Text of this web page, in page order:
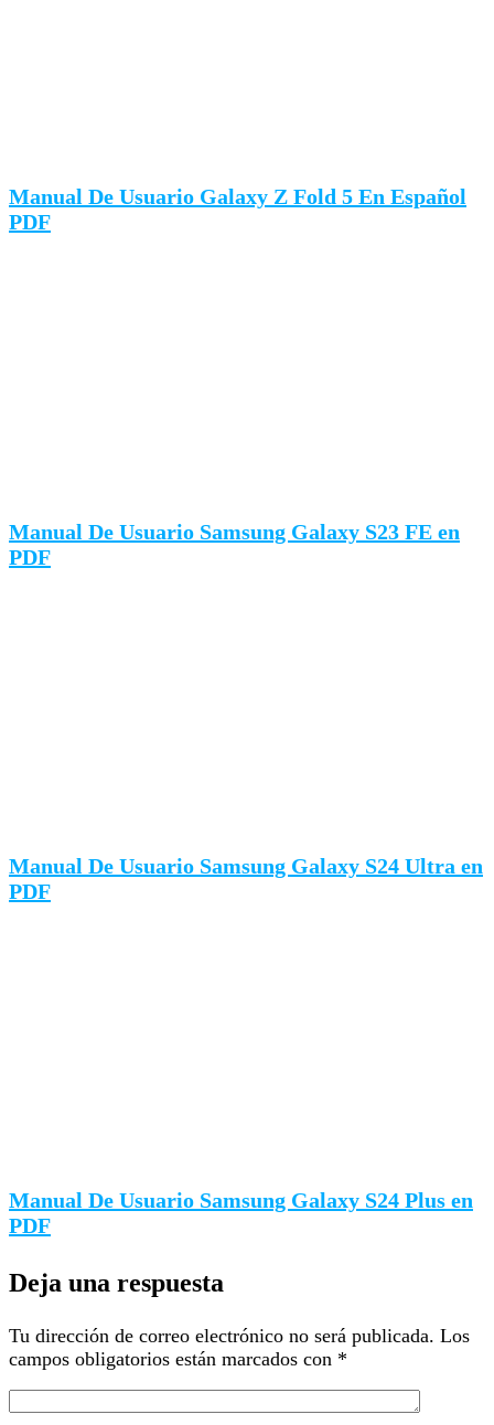
Manual De Usuario Galaxy Z Fold 5 En Español
PDF
Manual De Usuario Samsung Galaxy S23 FE en
PDF
Manual De Usuario Samsung Galaxy S24 Ultra en
PDF
Manual De Usuario Samsung Galaxy S24 Plus en
PDF
Deja una respuesta
Tu dirección de correo electrónico no será publicada. Los
campos obligatorios están marcados con *